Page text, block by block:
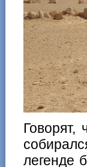
легенде